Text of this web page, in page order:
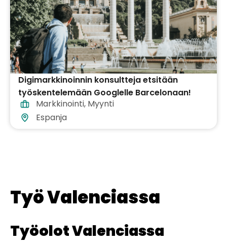
Digimarkkinoinnin konsultteja etsitään
työskentelemään Googlelle Barcelonaan!
Markkinointi, Myynti
Espanja
Työ Valenciassa
Työolot Valenciassa